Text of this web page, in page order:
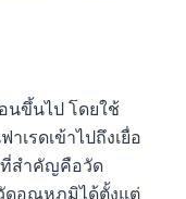
นขึ้นไป โดยใช้
าเรดเข้าไปถึงเยื่อ
ที่สำคัญคือวัด